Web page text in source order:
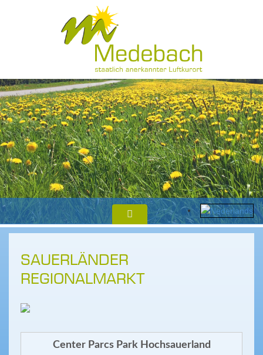
SAUERLÄNDER
REGIONALMARKT
Center Parcs Park Hochsauerland